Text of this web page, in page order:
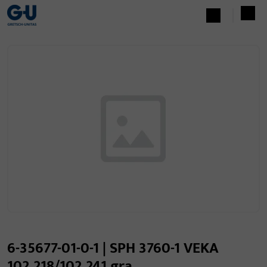
6-35677-01-0-1 | SPH 3760-1 VEKA